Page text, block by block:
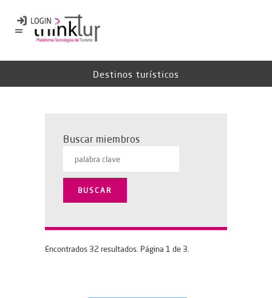
Destinos turísticos
Buscar miembros
Encontrados 32 resultados. Página 1 de 3.